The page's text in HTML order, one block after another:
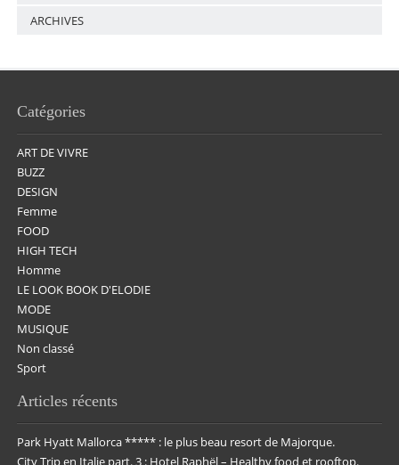
ARCHIVES
Catégories
ART DE VIVRE
BUZZ
DESIGN
Femme
FOOD
HIGH TECH
Homme
LE LOOK BOOK D'ELODIE
MODE
MUSIQUE
Non classé
Sport
Articles récents
Park Hyatt Mallorca ***** : le plus beau resort de Majorque.
City Trip en Italie part. 3 : Hotel Raphël – Healthy food et rooftop.